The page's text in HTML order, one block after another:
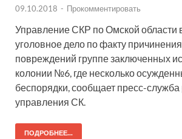
09.10.2018 - Прокомментировать
Управление СКР по Омской области
уголовное дело по факту
повреждений группе заключенных
колонии №6, где несколько
беспорядки, сообщает пресс-служба
управления СК.
ПОДРОБНЕЕ...